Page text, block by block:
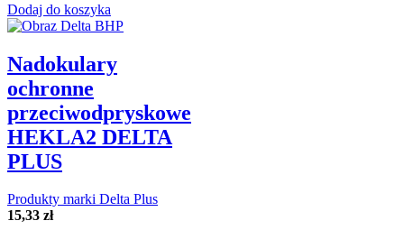
Dodaj do koszyka
Nadokulary
ochronne
przeciwodpryskowe
HEKLA2 DELTA
PLUS
Produkty marki Delta Plus
15,33 zł